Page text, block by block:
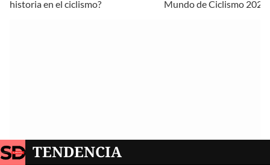
historia en el ciclismo? Mundo de Ciclismo 2026
TENDENCIA